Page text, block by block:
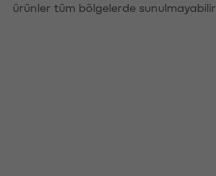
ürünler tüm bölgelerde sunulmayabilir.